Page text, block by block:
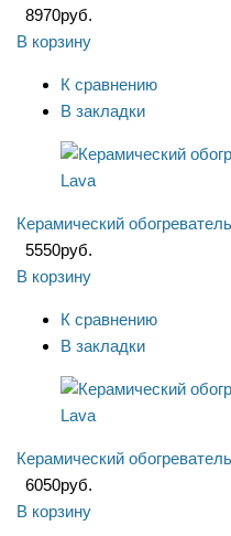
8970руб.
В корзину
К сравнению
В закладки
Керамический
5550руб.
В корзину
К сравнению
В закладки
Керамический
6050руб.
В корзину